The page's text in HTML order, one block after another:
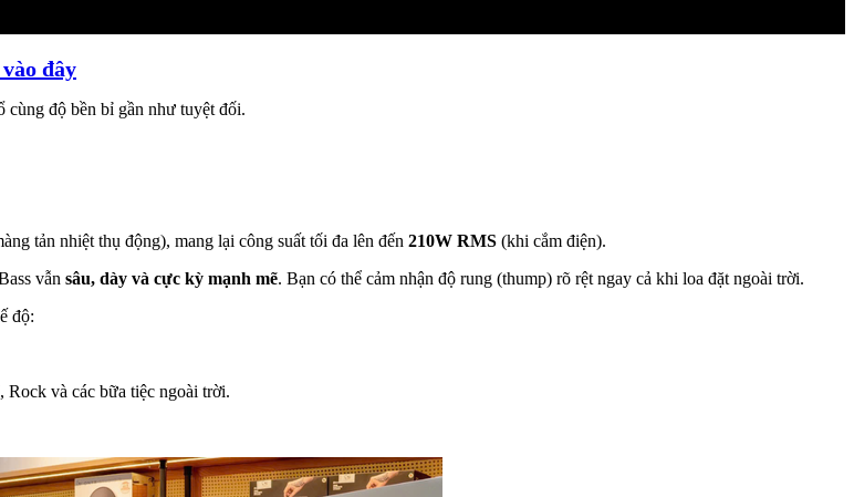
đây
cùng độ bền bỉ gần như tuyệt đối.
tản nhiệt thụ động), mang lại công suất tối đa lên đến 210W RMS (khi cắm điện).
vẫn sâu, dày và cực kỳ mạnh mẽ. Bạn có thể cảm nhận độ rung (thump) rõ rệt ngay cả khi loa đặt ngoài trời.
độ:
Rock và các bữa tiệc ngoài trời.